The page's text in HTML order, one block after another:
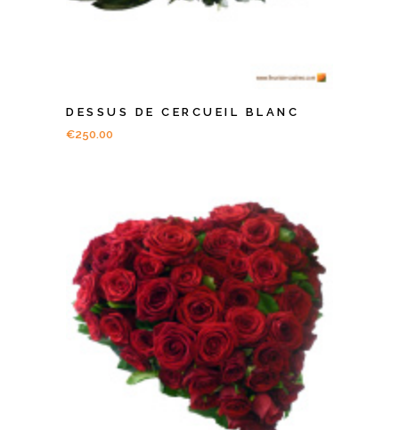
DESSUS DE CERCUEIL BLANC
€250.00